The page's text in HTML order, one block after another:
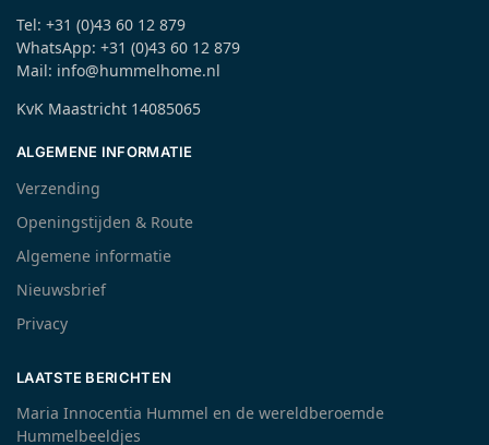
Tel: +31 (0)43 60 12 879
WhatsApp: +31 (0)43 60 12 879
Mail: info@hummelhome.nl
KvK Maastricht 14085065
ALGEMENE INFORMATIE
Verzending
Openingstijden & Route
Algemene informatie
Nieuwsbrief
Privacy
LAATSTE BERICHTEN
Maria Innocentia Hummel en de wereldberoemde
Hummelbeeldjes